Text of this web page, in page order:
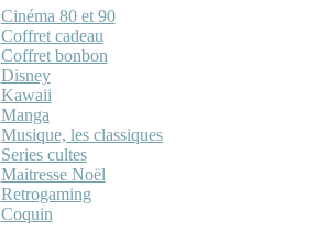
Cinéma 80 et 90
Coffret cadeau
Coffret bonbon
Disney
Kawaii
Manga
Musique, les classiques
Series cultes
Maitresse Noël
Retrogaming
Coquin